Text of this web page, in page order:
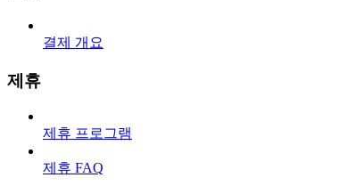
결제 개요
제휴
제휴 프로그램
제휴 FAQ